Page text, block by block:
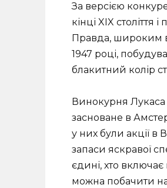
За версією
кінці XIX
Правда, широким
1947 році,
блакитний колір
Винокурня Лукаса
засноване в
у них були акції в
запаси яскравої
єдині, хто
можна побачити